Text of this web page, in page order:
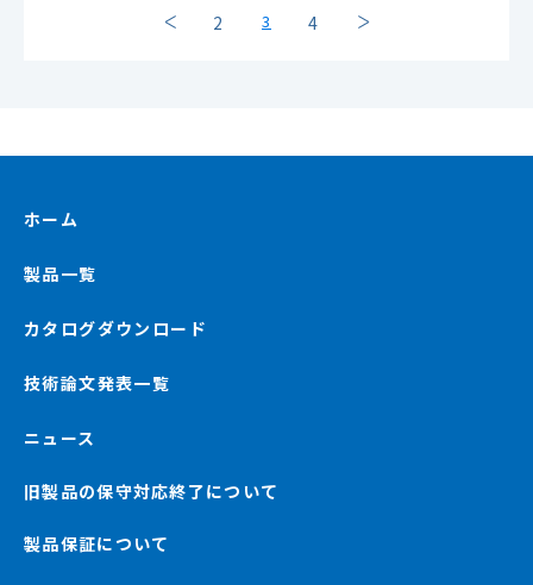
2 3 4
ホーム
製品一覧
カタログダウンロード
技術論文発表一覧
ニュース
旧製品の保守対応終了について
製品保証について